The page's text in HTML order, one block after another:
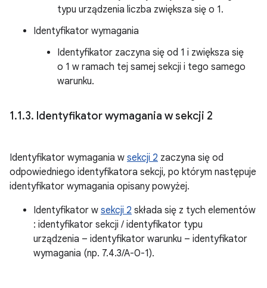
typu urządzenia liczba zwiększa się o 1.
Identyfikator wymagania
Identyfikator zaczyna się od 1 i zwiększa się
o 1 w ramach tej samej sekcji i tego samego
warunku.
1.1.3. Identyfikator wymagania w sekcji 2
Identyfikator wymagania w sekcji 2 zaczyna się od
odpowiedniego identyfikatora sekcji, po którym następuje
identyfikator wymagania opisany powyżej.
Identyfikator w sekcji 2 składa się z tych elementów
: identyfikator sekcji / identyfikator typu
urządzenia – identyfikator warunku – identyfikator
wymagania (np. 7.4.3/A-0-1).